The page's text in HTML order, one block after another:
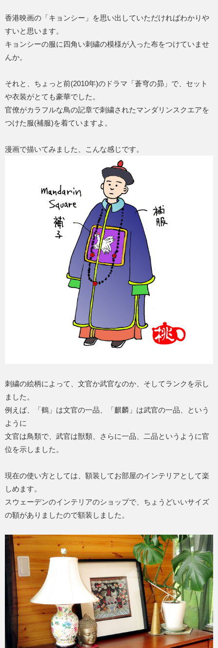
香港映画の「キョンシー」を思い出していただければわかりや
すいと思います。
キョンシーの服に四角い刺繍の模様が入った布をつけていませ
んか。
それと、ちょっと前(2010年)のドラマ「蒼穹の昴」で、セット
や衣装がとても豪華でした。
官僚がカラフルな鳥の記章で刺繍されたマンダリンスクエアを
つけた服(補服)を着ていますよ。
漫画で描いてみました、こんな感じです。
刺繍の絵柄によって、文官か武官なのか、そしてランクを示し
ました。
例えば、「鶴」は文官の一品、「麒麟」は武官の一品、という
ように
文官は鳥類で、武官は獣類、さらに一品、二品というように官
位を示しました。
現在の使い方としては、額装してお部屋のインテリアとして楽
しめます。
スウェーデンのインテリアのショップで、ちょうどいいサイズ
の額がありましたので額装しました。